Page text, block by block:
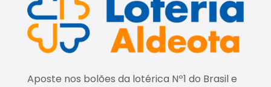
Aposte nos bolões da lotérica Nº1 do Brasil e